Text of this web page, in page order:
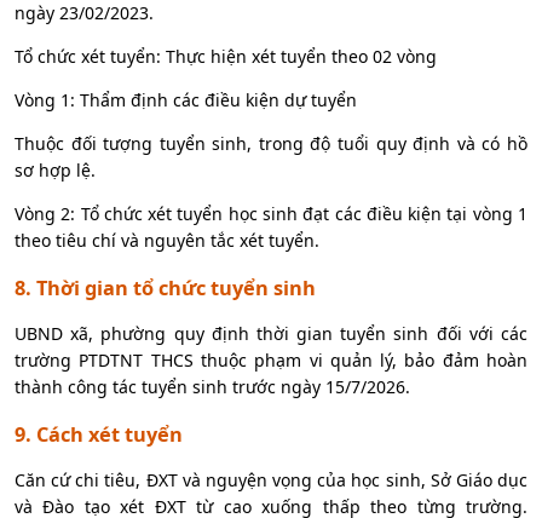
ngày 23/02/2023.
Tổ chức xét tuyển: Thực hiện xét tuyển theo 02 vòng
Vòng 1: Thẩm định các điều kiện dự tuyển
Thuộc đối tượng tuyển sinh, trong độ tuổi quy định và có hồ
sơ hợp lệ.
Vòng 2: Tổ chức xét tuyển học sinh đạt các điều kiện tại vòng 1
theo tiêu chí và nguyên tắc xét tuyển.
8. Thời gian tổ chức tuyển sinh
UBND xã, phường quy định thời gian tuyển sinh đối với các
trường PTDTNT THCS thuộc phạm vi quản lý, bảo đảm hoàn
thành công tác tuyển sinh trước ngày 15/7/2026.
9. Cách xét tuyển
Căn cứ chi tiêu, ĐXT và nguyện vọng của học sinh, Sở Giáo dục
và Đào tạo xét ĐXT từ cao xuống thấp theo từng trường.